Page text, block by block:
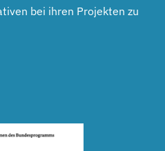
bei ihren Projekten zu